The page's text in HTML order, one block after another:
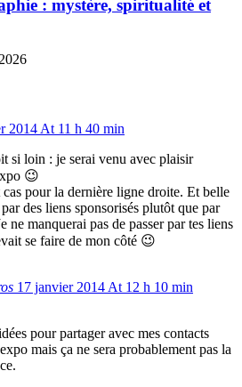
: mystère, spiritualité et
2014 At 11 h 40 min
si loin : je serai venu avec plaisir
😉
pour la dernière ligne droite. Et belle
des liens sponsorisés plutôt que par
ne manquerai pas de passer par tes liens
se faire de mon côté 😉
17 janvier 2014 At 12 h 10 min
pour partager avec mes contacts
mais ça ne sera probablement pas la